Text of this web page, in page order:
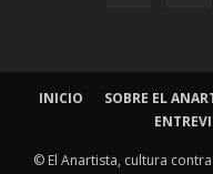
INICIO SOBRE EL
© El Anartista, cultura